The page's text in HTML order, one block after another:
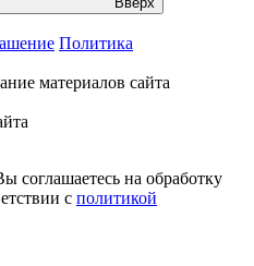
Политика
материалов сайта
соглашаетесь на обработку
с политикой